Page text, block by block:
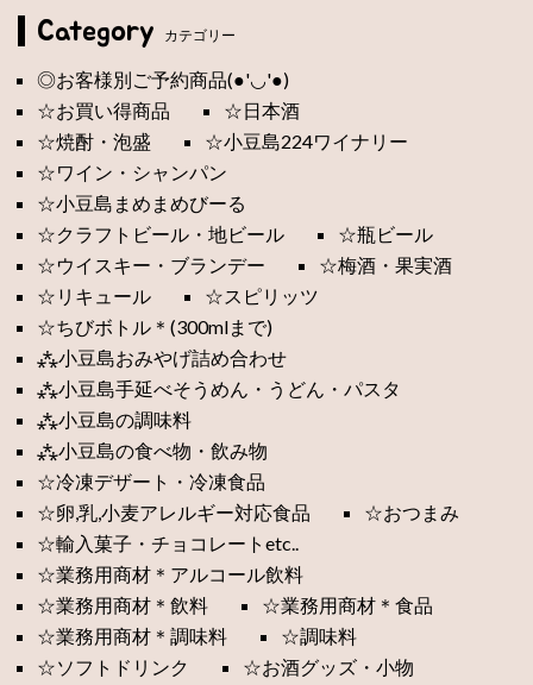
Category カテゴリー
◎お客様別ご予約商品(●'◡'●)
☆お買い得商品
☆日本酒
☆焼酎・泡盛
☆小豆島224ワイナリー
☆ワイン・シャンパン
☆小豆島まめまめびーる
☆クラフトビール・地ビール
☆瓶ビール
☆ウイスキー・ブランデー
☆梅酒・果実酒
☆リキュール
☆スピリッツ
☆ちびボトル＊(300mlまで)
⁂小豆島おみやげ詰め合わせ
⁂小豆島手延べそうめん・うどん・パスタ
⁂小豆島の調味料
⁂小豆島の食べ物・飲み物
☆冷凍デザート・冷凍食品
☆卵,乳,小麦アレルギー対応食品
☆おつまみ
☆輸入菓子・チョコレートetc..
☆業務用商材＊アルコール飲料
☆業務用商材＊飲料
☆業務用商材＊食品
☆業務用商材＊調味料
☆調味料
☆ソフトドリンク
☆お酒グッズ・小物